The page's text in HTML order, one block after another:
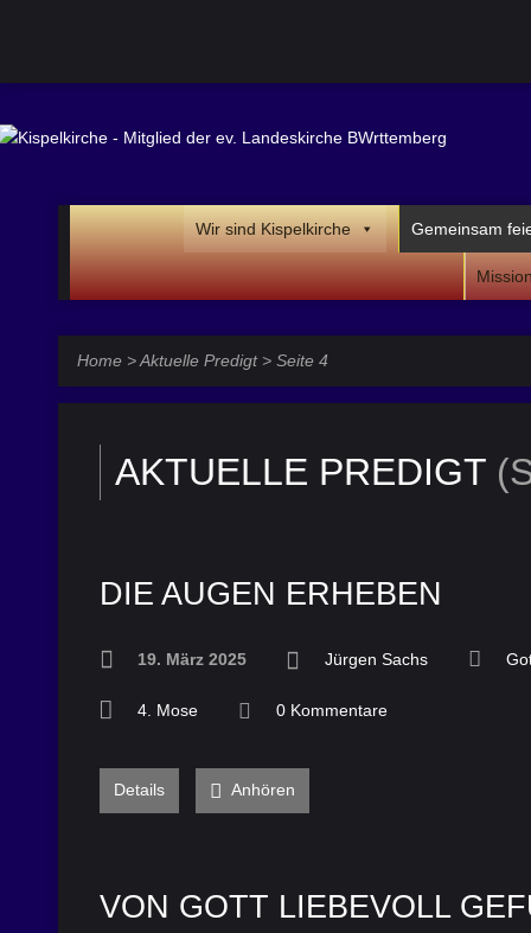
Wir sind Kispelkirche Gemeinsam
Home >Aktuelle Predigt> Seite 4
AKTUELLE PREDIGT
DIE AUGEN ERHEBEN
19. März 2025 Jürgen Sachs
4. Mose 0 Kommentare
Details Anhören
VON GOTT LIEBEVOLL